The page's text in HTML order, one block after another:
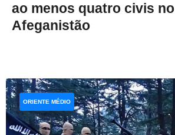
ao menos quatro civis no
Afeganistão
ORIENTE MÉDIO